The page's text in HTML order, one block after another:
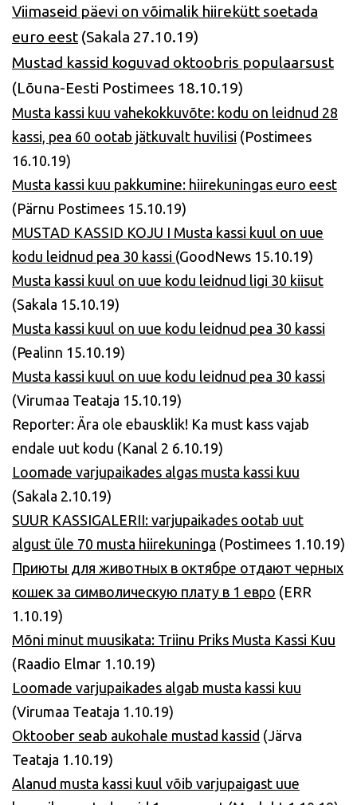
Viimaseid päevi on võimalik hiirekütt soetada
euro eest (Sakala 27.10.19)
Mustad kassid koguvad oktoobris populaarsust
(Lõuna-Eesti Postimees 18.10.19)
Musta kassi kuu vahekokkuvõte: kodu on leidnud 28
kassi, pea 60 ootab jätkuvalt huvilisi (Postimees
16.10.19)
Musta kassi kuu pakkumine: hiirekuningas euro eest
(Pärnu Postimees 15.10.19)
MUSTAD KASSID KOJU I Musta kassi kuul on uue
kodu leidnud pea 30 kassi (GoodNews 15.10.19)
Musta kassi kuul on uue kodu leidnud ligi 30 kiisut
(Sakala 15.10.19)
Musta kassi kuul on uue kodu leidnud pea 30 kassi
(Pealinn 15.10.19)
Musta kassi kuul on uue kodu leidnud pea 30 kassi
(Virumaa Teataja 15.10.19)
Reporter: Ära ole ebausklik! Ka must kass vajab
endale uut kodu (Kanal 2 6.10.19)
Loomade varjupaikades algas musta kassi kuu
(Sakala 2.10.19)
SUUR KASSIGALERII: varjupaikades ootab uut
algust üle 70 musta hiirekuninga (Postimees 1.10.19)
Приюты для животных в октябре отдают черных
кошек за символическую плату в 1 евро (ERR
1.10.19)
Mõni minut muusikata: Triinu Priks Musta Kassi Kuu
(Raadio Elmar 1.10.19)
Loomade varjupaikades algab musta kassi kuu
(Virumaa Teataja 1.10.19)
Oktoober seab aukohale mustad kassid (Järva
Teataja 1.10.19)
Alanud musta kassi kuul võib varjupaigast uue